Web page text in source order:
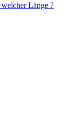
Länge ?